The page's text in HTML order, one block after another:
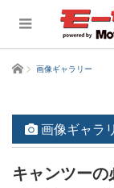
ホーム 画像ギャラリー
画像ギャラ
キャンツーの